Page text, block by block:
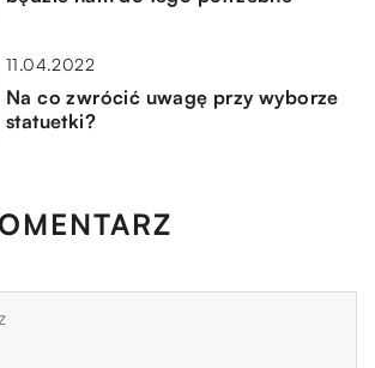
11.04.2022
Na co zwrócić uwagę przy wyborze
statuetki?